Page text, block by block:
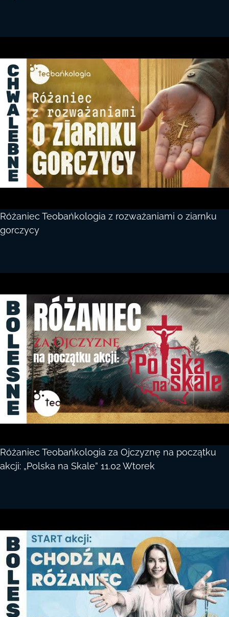
Różaniec Teobańkologia z rozważaniami o ziarnku
gorczycy
Różaniec Teobańkologia za Ojczyznę na początku
akcji: „Polska na Skale” 11.02 Wtorek